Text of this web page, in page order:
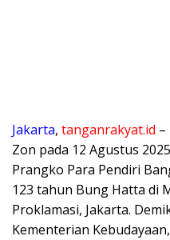
Jakarta, tanganrakyat.id –
Zon pada 12 Agustus
Prangko Para Pendiri
123 tahun Bung Hatta di
Proklamasi, Jakarta.
Kementerian